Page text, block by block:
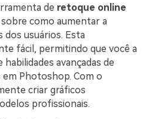
de retoque online
como aumentar a
dos usuários. Esta
fácil, permitindo que você a
avançadas de
Photoshop. Com o
criar gráficos
profissionais.